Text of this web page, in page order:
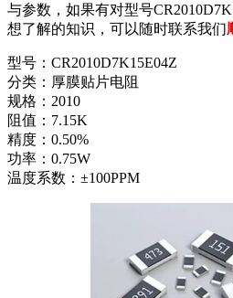
与参数，如果有对型号
想了解的知识，可以随时联系我们
型号：CR2010D7K15E04Z
分类：厚膜贴片电阻
规格：2010
阻值：7.15K
精度：0.50%
功率：0.75W
温度系数：±100PPM